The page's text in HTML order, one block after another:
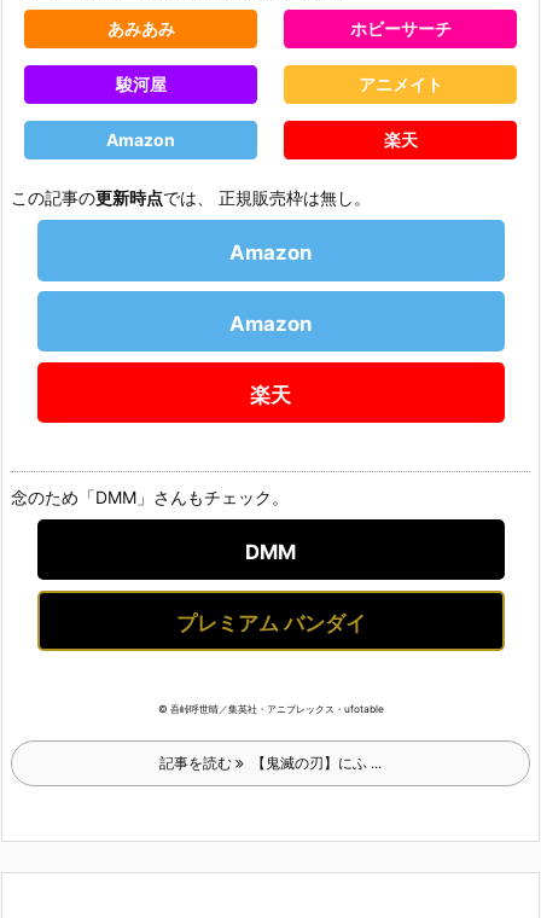
あみあみ
ホビーサーチ
駿河屋 アニメイト
Amazon 楽天
この記事の更新時点では、 正規販売枠は無し。
Amazon
Amazon
楽天
念のため「DMM」さんもチェック。
DMM
プレミアム バンダイ
© 吾峠呼世晴／集英社・アニプレックス・ufotable
記事を読む 【鬼滅の刃】にふ ...